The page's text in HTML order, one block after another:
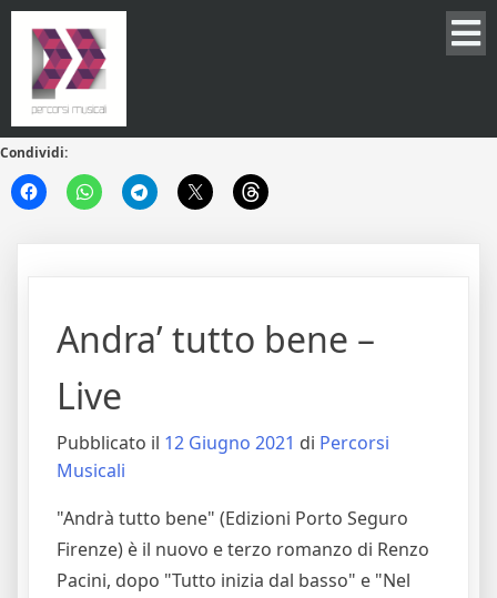
Condividi:
Andra’ tutto bene –
Live
Pubblicato il 12 Giugno 2021 di Percorsi
Musicali
"Andrà tutto bene" (Edizioni Porto Seguro
Firenze) è il nuovo e terzo romanzo di Renzo
Pacini, dopo "Tutto inizia dal basso" e "Nel